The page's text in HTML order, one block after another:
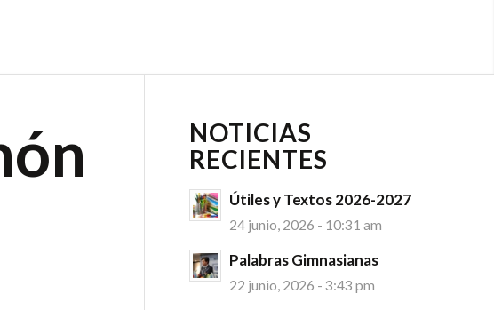
NOTICIAS
RECIENTES
Útiles y Textos 2026-2027
24 junio, 2026 - 10:31 am
Palabras Gimnasianas
22 junio, 2026 - 3:43 pm